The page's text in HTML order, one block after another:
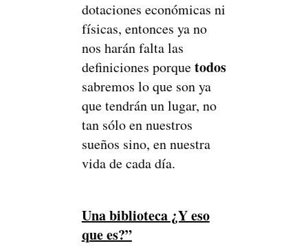
dotaciones económicas ni
físicas, entonces ya no
nos harán falta las
definiciones porquetodos
sabremos lo que son ya
que tendrán un lugar, no
tan sólo en nuestros
sueños sino, en nuestra
vida de cada día.
Una biblioteca ¿Y eso
que es?”